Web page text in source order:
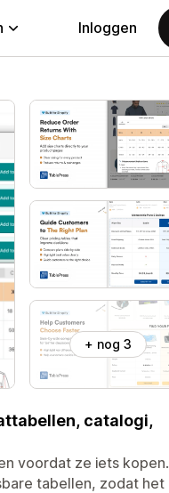
Inloggen
+ nog 3
catalogi,
voordat ze iets kopen.
tabellen, zodat het